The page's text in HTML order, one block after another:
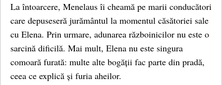
La întoarcere, Menelaus îi cheamă pe marii conducători
care depuseseră jurământul la momentul căsătoriei sale
cu Elena. Prin urmare, adunarea războinicilor nu este o
sarcină dificilă. Mai mult, Elena nu este singura
comoară furată: multe alte bogății fac parte din pradă,
ceea ce explică și furia aheilor.